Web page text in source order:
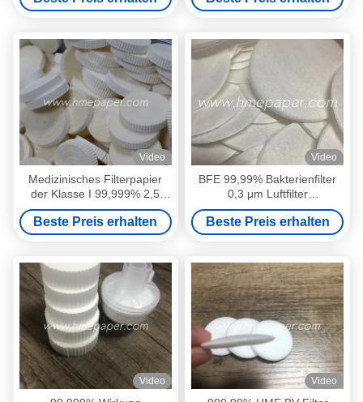
Video
Medizinisches Filterpapier
der Klasse I 99,999% 2,5
Mikron Absorptionsstoff
MSDS-zertifiziert
Beste Preis erhalten
Video
BFE 99,99% Bakterienfilter
0,3 μm Luftfilter
Schmelzblasen Filter aus
nicht gewebtem Gewebe
Beste Preis erhalten
Video Video